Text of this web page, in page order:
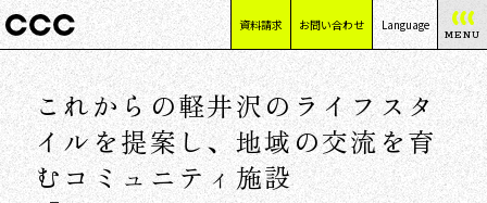
資料請求 お問い合わせ Language
日本語
English
简体中文
繁體中文
MENU
これからの軽井沢のライフスタ
イルを提案し、地域の交流を育
むコミュニティ施設